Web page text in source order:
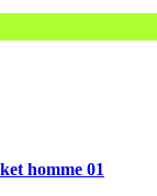
homme 01